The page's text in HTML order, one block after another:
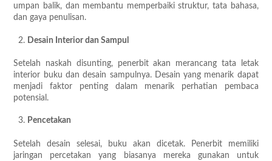
umpan balik, dan membantu memperbaiki struktur, tata bahasa,
dan gaya penulisan.
Desain Interior dan Sampul
Setelah naskah disunting, penerbit akan merancang tata letak
interior buku dan desain sampulnya. Desain yang menarik dapat
menjadi faktor penting dalam menarik perhatian pembaca
potensial.
Pencetakan
Setelah desain selesai, buku akan dicetak. Penerbit memiliki
jaringan percetakan yang biasanya mereka gunakan untuk